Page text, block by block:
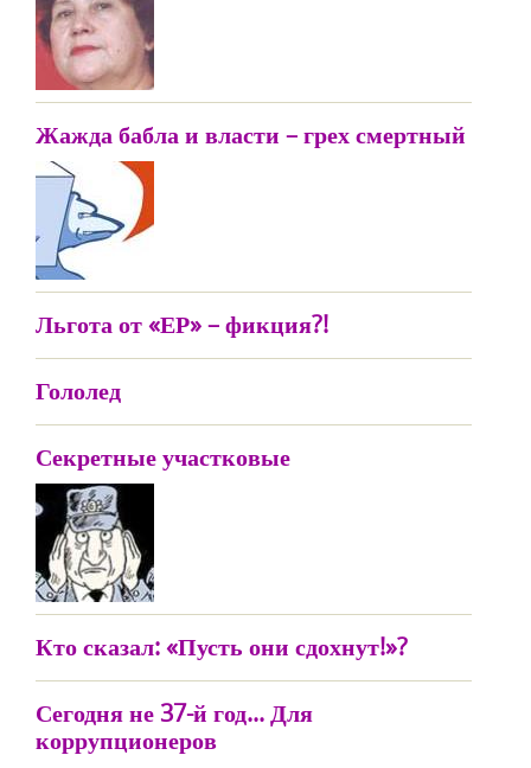
Жажда бабла и власти – грех смертный
Льгота от «ЕР» – фикция?!
Гололед
Секретные участковые
Кто сказал: «Пусть они сдохнут!»?
Сегодня не 37-й год... Для
коррупционеров